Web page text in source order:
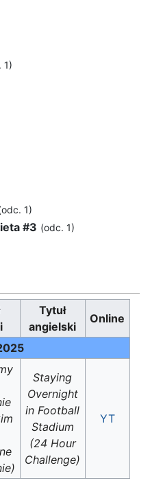
1)
1)
#3 (odc. 1)
Tytuł
angielski
Online
Staying
Overnight
in Football
Stadium
(24 Hour
Challenge)
YT